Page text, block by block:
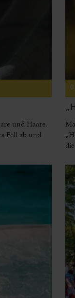
und Haare.
Fell ab und